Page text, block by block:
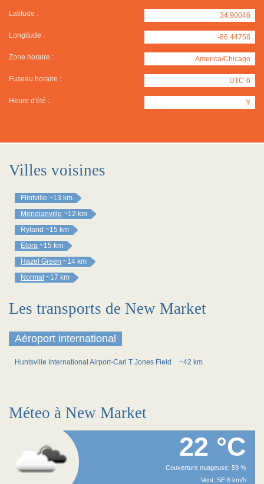
Latitude : 34.90046
Longitude : -86.44758
Zone horaire : America/Chicago
Fuseau horaire : UTC-6
Heure d'été : Y
Villes voisines
Flintville ~13 km
Meridianville ~12 km
Ryland ~15 km
Elora ~15 km
Hazel Green ~14 km
Normal ~17 km
Les transports de New Market
Aéroport international
Huntsville International Airport-Carl T Jones Field ~42 km
Méteo à New Market
22 °C
Couverture nuageuse: 59 %
Vent: SE 6 km/h